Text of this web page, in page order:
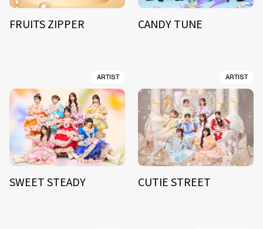
FRUITS ZIPPER CANDY TUNE
ARTIST
SWEET STEADY
ARTIST
CUTIE STREET